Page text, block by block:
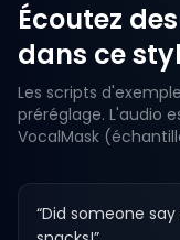
Écoutez
dans ce
Les scripts
préréglage. L'audio
VocalMask
“Did someone